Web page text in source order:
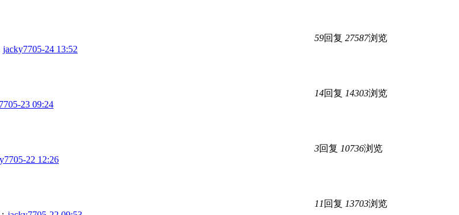
jacky7705-24 13:52
59回复 27587浏览
05-23 09:24
14回复 14303浏览
05-22 12:26
3回复 10736浏览
11 回复 13703浏览